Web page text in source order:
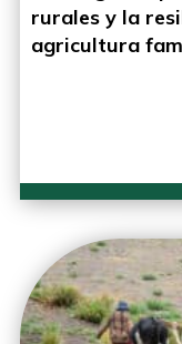
rurales y la
agricultura